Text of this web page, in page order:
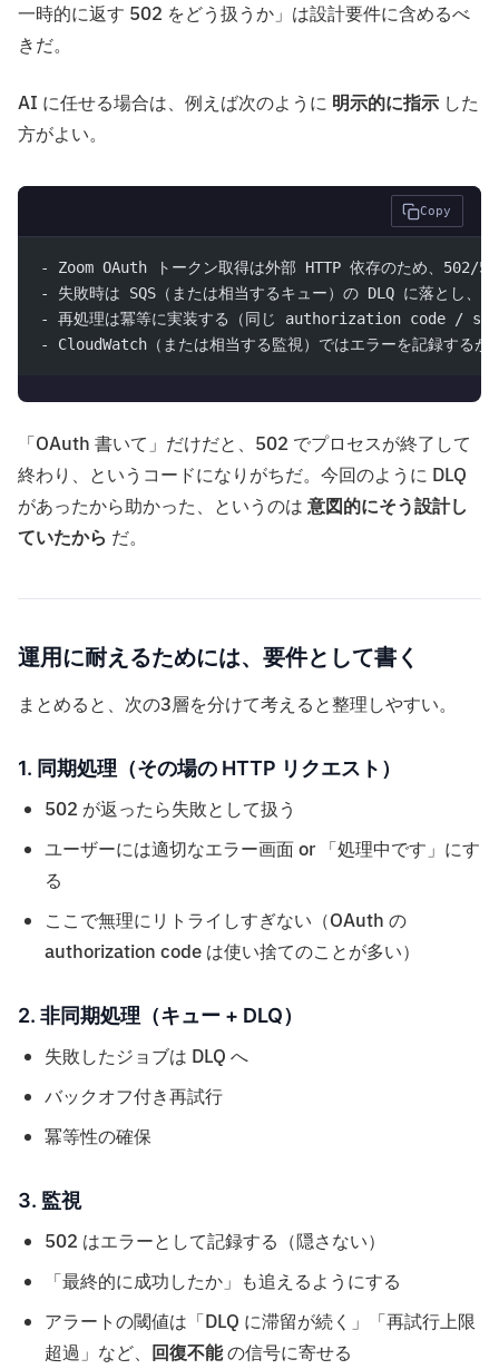
一時的に返す 502 をどう扱うか」は設計要件に含めるべ
きだ。
AI に任せる場合は、例えば次のように 明示的に指示 した
方がよい。
Copy
- Zoom OAuth トークン取得は外部 HTTP 依存のため、502/
- 失敗時は SQS（または相当するキュー）の DLQ に落とし、
- 再処理は冪等に実装する（同じ authorization code /
- CloudWatch（または相当する監視）ではエラーを記録するが
「OAuth 書いて」だけだと、502 でプロセスが終了して
終わり、というコードになりがちだ。今回のように DLQ
があったから助かった、というのは 意図的にそう設計し
ていたから だ。
運用に耐えるためには、要件として書く
まとめると、次の3層を分けて考えると整理しやすい。
1. 同期処理（その場の HTTP リクエスト）
502 が返ったら失敗として扱う
ユーザーには適切なエラー画面 or 「処理中です」にす
る
ここで無理にリトライしすぎない（OAuth の
authorization code は使い捨てのことが多い）
2. 非同期処理（キュー + DLQ）
失敗したジョブは DLQ へ
バックオフ付き再試行
冪等性の確保
3. 監視
502 はエラーとして記録する（隠さない）
「最終的に成功したか」も追えるようにする
アラートの閾値は「DLQ に滞留が続く」「再試行上限
超過」など、 回復不能の信号に寄せる